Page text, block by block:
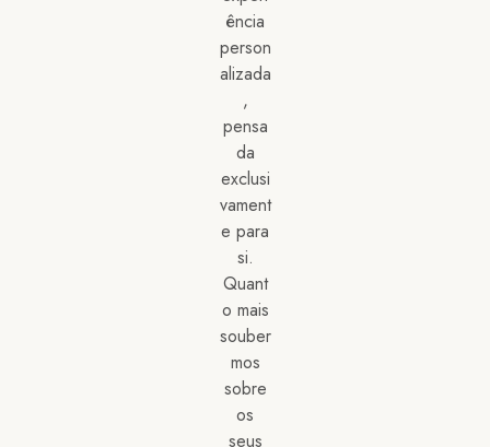
ência
person
alizada
,
pensa
da
exclusi
vament
e para
si.
Quant
o mais
souber
mos
sobre
os
seus